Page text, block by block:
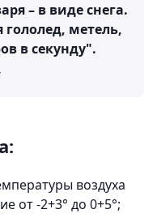
– в виде снега.
гололед, метель,
в секунду".
воздуха
от -2+3° до 0+5°;